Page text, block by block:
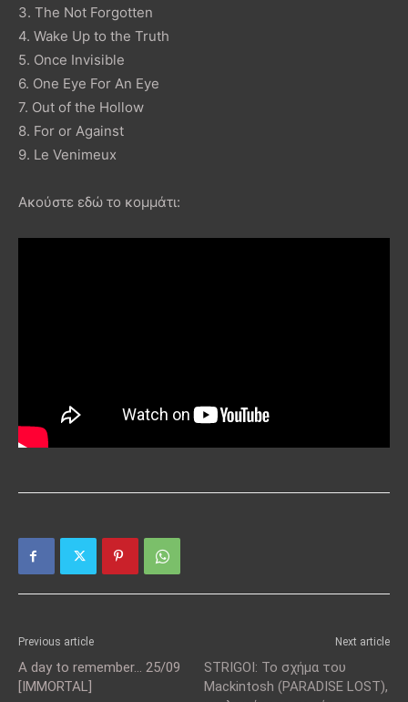
3. The Not Forgotten
4. Wake Up to the Truth
5. Once Invisible
6. One Eye For An Eye
7. Out of the Hollow
8. For or Against
9. Le Venimeux
Ακούστε εδώ το κομμάτι:
Previous article
A day to remember… 25/09
[IMMORTAL]
Next article
STRIGOI: Το σχήμα του
Mackintosh (PARADISE LOST),